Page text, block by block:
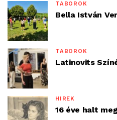
TÁBOROK
Bella István
TÁBOROK
Latinovits
HÍREK
16 éve halt